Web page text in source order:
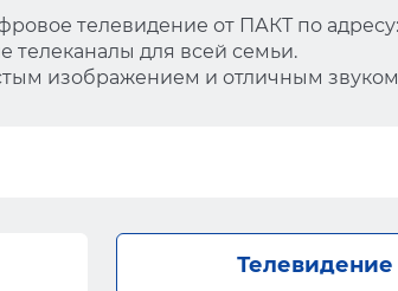
телевидение от ПАКТ по адресу:
телеканалы для всей семьи.
изображением и отличным
Телевидение